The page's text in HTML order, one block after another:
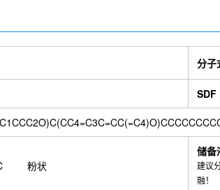
分子
SDF
粉状
储备
建议
融！